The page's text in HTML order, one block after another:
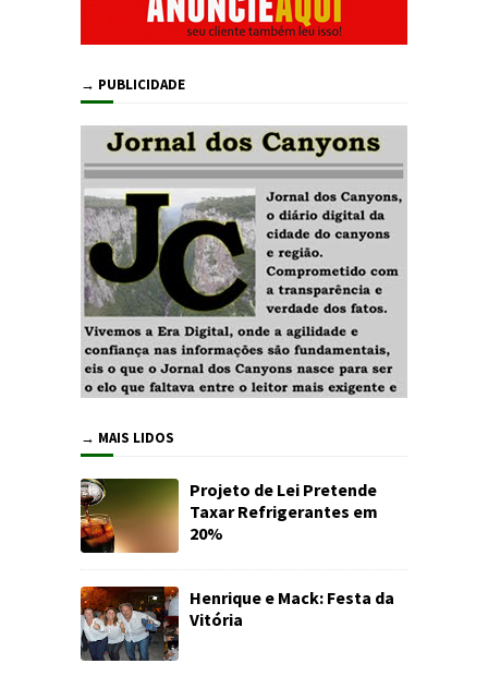
→ PUBLICIDADE
→ MAIS LIDOS
Projeto de Lei Pretende
Taxar Refrigerantes em
20%
Henrique e Mack: Festa da
Vitória